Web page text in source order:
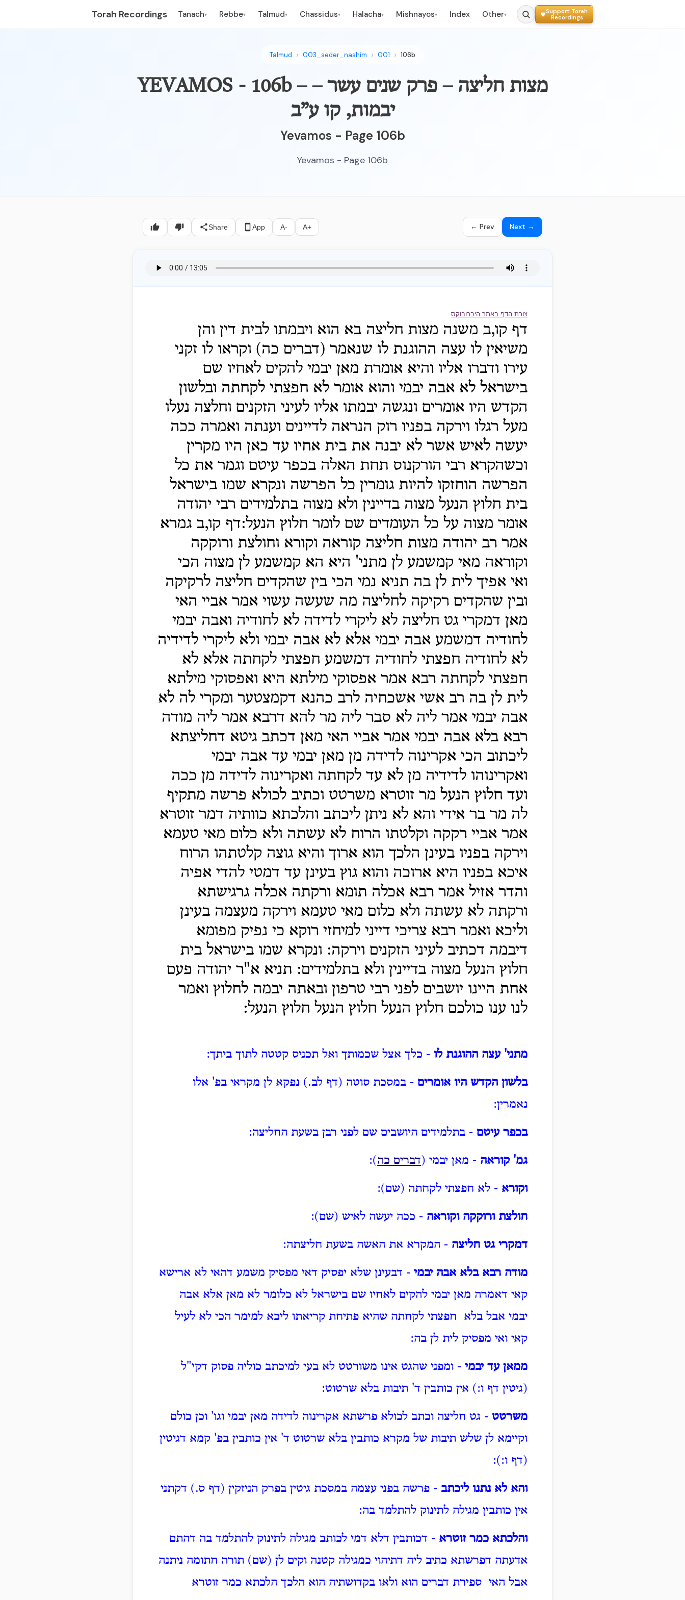
Torah Recordings Tanach▾ Rebbe▾ Talmud▾ Chassidus▾ Halacha▾ Mishnayos▾ Index Other▾
Support Torah
Recordings
Talmud 003_seder_nashim 001 106b
YEVAMOS - 106b – מצות חליצה – פרק שנים עשר –
יבמות, קו ע”ב
Yevamos - Page 106b
Yevamos - Page 106b
Share App A- A+ ← Prev Next →
צורת הדף באתר היברובוקס
דף קו,ב משנה מצות חליצה בא הוא ויבמתו לבית דין והן
משיאין לו עצה ההוגנת לו שנאמר (דברים כה) וקראו לו זקני
עירו ודברו אליו והיא אומרת מאן יבמי להקים לאחיו שם
בישראל לא אבה יבמי והוא אומר לא חפצתי לקחתה ובלשון
הקדש היו אומרים ונגשה יבמתו אליו לעיני הזקנים וחלצה נעלו
מעל רגלו וירקה בפניו רוק הנראה לדיינים וענתה ואמרה ככה
יעשה לאיש אשר לא יבנה את בית אחיו עד כאן היו מקרין
וכשהקרא רבי הורקנוס תחת האלה בכפר עיטם וגמר את כל
הפרשה הוחזקו להיות גומרין כל הפרשה ונקרא שמו בישראל
בית חלוץ הנעל מצוה בדיינין ולא מצוה בתלמידים רבי יהודה
אומר מצוה על כל העומדים שם לומר חלוץ הנעל:דף קו,ב גמרא
אמר רב יהודה מצות חליצה קוראה וקורא וחולצת ורוקקה
וקוראה מאי קמשמע לן מתני' היא הא קמשמע לן מצוה הכי
ואי אפיך לית לן בה תניא נמי הכי בין שהקדים חליצה לרקיקה
ובין שהקדים רקיקה לחליצה מה שעשה עשוי אמר אביי האי
מאן דמקרי גט חליצה לא ליקרי לדידה לא לחודיה ואבה יבמי
לחודיה דמשמע אבה יבמי אלא לא אבה יבמי ולא ליקרי לדידיה
לא לחודיה חפצתי לחודיה דמשמע חפצתי לקחתה אלא לא
חפצתי לקחתה רבא אמר אפסוקי מילתא היא ואפסוקי מילתא
לית לן בה רב אשי אשכחיה לרב כהנא דקמצטער ומקרי לה לא
אבה יבמי אמר ליה לא סבר ליה מר להא דרבא אמר ליה מודה
רבא בלא אבה יבמי אמר אביי האי מאן דכתב גיטא דחליצתא
ליכתוב הכי אקרינוה לדידה מן מאן יבמי עד אבה יבמי
ואקרינוהו לדידיה מן לא עד לקחתה ואקרינוה לדידה מן ככה
ועד חלוץ הנעל מר זוטרא משרטט וכתיב לכולא פרשה מתקיף
לה מר בר אידי והא לא ניתן ליכתב והלכתא כוותיה דמר זוטרא
אמר אביי רקקה וקלטתו הרוח לא עשתה ולא כלום מאי טעמא
וירקה בפניו בעינן הלכך הוא ארוך והיא גוצה קלטתהו הרוח
איכא בפניו היא ארוכה והוא גוץ בעינן עד דמטי להדי אפיה
והדר אזיל אמר רבא אכלה תומא ורקתה אכלה גרגישתא
ורקתה לא עשתה ולא כלום מאי טעמא וירקה מעצמה בעינן
וליכא ואמר רבא צריכי דייני למיחזי רוקא כי נפיק מפומא
דיבמה דכתיב לעיני הזקנים וירקה: ונקרא שמו בישראל בית
חלוץ הנעל מצוה בדיינין ולא בתלמידים: תניא א"ר יהודה פעם
אחת היינו יושבים לפני רבי טרפון ובאתה יבמה לחלוץ ואמר
לנו ענו כולכם חלוץ הנעל חלוץ הנעל חלוץ הנעל:
מתני' עצה ההוגנת לו - כלך אצל שכמותך ואל תכניס קטטה לתוך ביתך:
בלשון הקדש היו אומרים - במסכת סוטה (דף לב.) נפקא לן מקראי בפ' אלו
נאמרין:
בכפר עיטם - בתלמידים היושבים שם לפני רבן בשעת החליצה:
גמ' קוראה - מאן יבמי (דברים כה):
וקורא - לא חפצתי לקחתה (שם):
חולצת ורוקקה וקוראה - ככה יעשה לאיש (שם):
דמקרי גט חליצה - המקרא את האשה בשעת חליצתה:
מודה רבא בלא אבה יבמי - דבעינן שלא יפסיק דאי מפסיק משמע דהאי לא ארישא
קאי דאמרה מאן יבמי להקים לאחיו שם בישראל לא כלומר לא מאן אלא אבה
יבמי אבל בלא חפצתי לקחתה שהיא פתיחת קריאתו ליכא למימר הכי לא לעיל
קאי ואי מפסיק לית לן בה:
ממאן עד יבמי - ומפני שהגט אינו משורטט לא בעי למיכתב כוליה פסוק דקי"ל
(גיטין דף ו:) אין כותבין ד' תיבות בלא שרטוט:
משרטט - גט חליצה וכתב לכולא פרשתא אקרינוה לדידה מאן יבמי וגו' וכן כולם
וקיימא לן שלש תיבות של מקרא כותבין בלא שרטוט ד' אין כותבין בפ' קמא דגיטין
(דף ו:):
והא לא נתנו ליכתב - פרשה בפני עצמה במסכת גיטין בפרק הניזקין (דף ס.) דקתני
אין כותבין מגילה לתינוק להתלמד בה:
והלכתא כמר זוטרא - דכותבין דלא דמי לכותב מגילה לתינוק להתלמד בה דהתם
אדעתה דפרשתא כתיב ליה דתיהוי כמגילה קטנה וקים לן (שם) תורה חתומה ניתנה
אבל האי ספירת דברים הוא ולאו בקדושתיה הוא הלכך הלכתא כמר זוטרא